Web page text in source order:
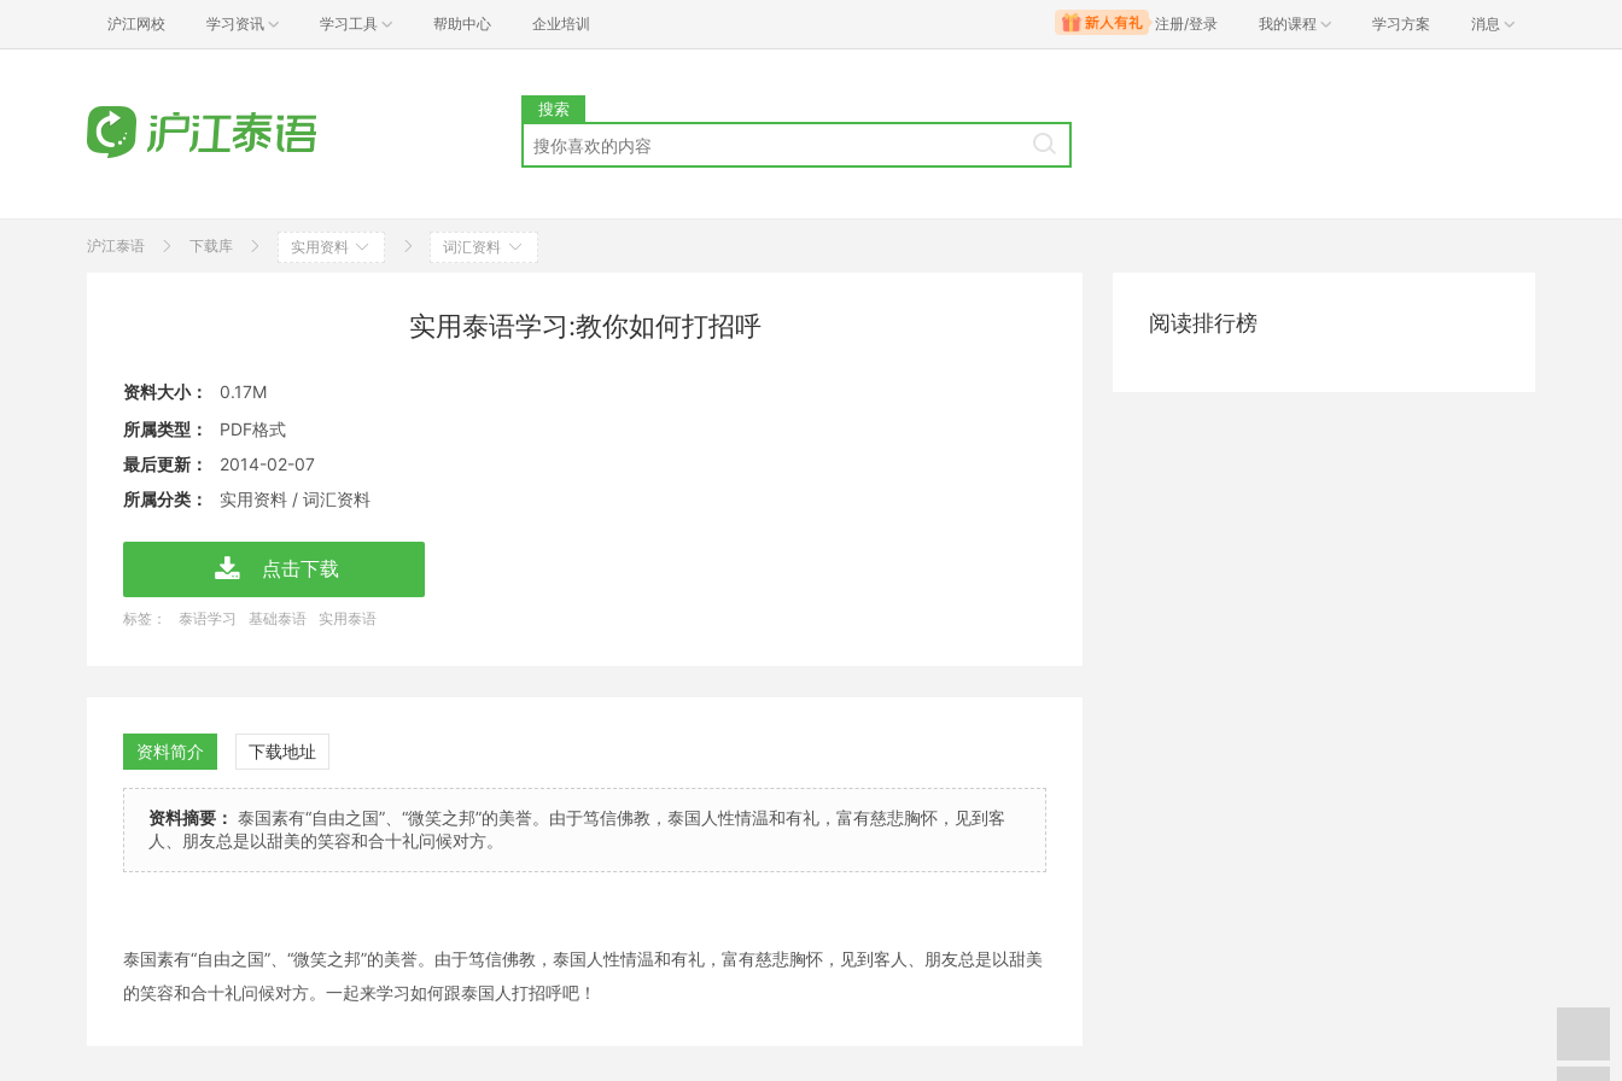
沪江网校 学习资讯 学习工具 帮助中心 企业培训 注册/登录 我的课程 学习方案 消息
搜索
沪江泰语 下载库 实用资料 词汇资料
实用泰语学习:教你如何打招呼
资料大小：
0.17M
所属类型：
PDF格式
最后更新：
2014-02-07
所属分类：
实用资料 / 词汇资料
点击下载
标签： 泰语学习 基础泰语 实用泰语
资料简介 下载地址
资料摘要： 泰国素有“自由之国”、“微笑之邦”的美誉。由于笃信佛教，泰国人性情温和有礼，富有慈悲胸怀，见到客
人、朋友总是以甜美的笑容和合十礼问候对方。
泰国素有“自由之国”、“微笑之邦”的美誉。由于笃信佛教，泰国人性情温和有礼，富有慈悲胸怀，见到客人、朋友总是以甜美
的笑容和合十礼问候对方。一起来学习如何跟泰国人打招呼吧！
阅读排行榜